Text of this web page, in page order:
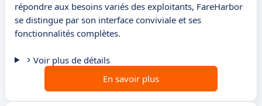
répondre aux besoins variés des exploitants, FareHarbor
se distingue par son interface conviviale et ses
fonctionnalités complètes.
Voir plus de détails
En savoir plus